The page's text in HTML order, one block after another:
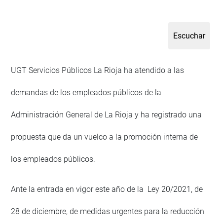
UGT Servicios Públicos La Rioja ha atendido a las
demandas de los empleados públicos de la
Administración General de La Rioja y ha registrado una
propuesta que da un vuelco a la promoción interna de
los empleados públicos.
Ante la entrada en vigor este año de la Ley 20/2021, de
28 de diciembre, de medidas urgentes para la reducción